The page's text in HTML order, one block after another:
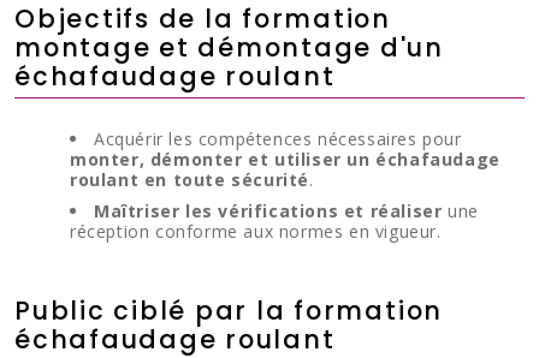
Objectifs de la formation
montage et démontage d'un
échafaudage roulant
Acquérir les compétences nécessaires pour
monter, démonter et utiliser un échafaudage
roulant en toute sécurité.
Maîtriser les vérifications et réaliser une
réception conforme aux normes en vigueur.
Public ciblé par la formation
échafaudage roulant